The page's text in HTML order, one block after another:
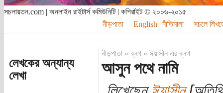
সচলায়তন.com | অনলাইন রাইটার্স কমিউনিটি | কপিরাইট © ২০০৬-২০১৫
নীড়পাতা
English নীতিমালা সচলে
লেখকের অন্যান্য
লেখা
নীড়পাতা»ব্লগ» ঈয়াসীন এর ব্লগ
আসুন পথে নামি